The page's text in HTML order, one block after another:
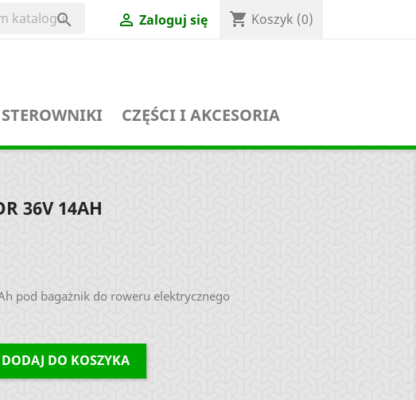
  Zaloguj się shopping_cart Koszyk (0)
CZĘŚCI I AKCESORIA
36V 14AH
pod bagażnik do roweru elektrycznego
DODAJ DO KOSZYKA